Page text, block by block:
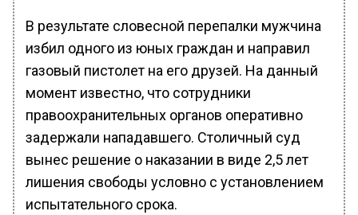
В результате словесной перепалки мужчина
избил одного из юных граждан и направил
газовый пистолет на его друзей. На данный
момент известно, что сотрудники
правоохранительных органов оперативно
задержали нападавшего. Столичный суд
вынес решение о наказании в виде 2,5 лет
лишения свободы условно с установлением
испытательного срока.